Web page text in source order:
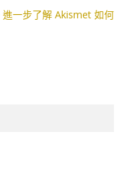
進一步了解 Akismet 如何